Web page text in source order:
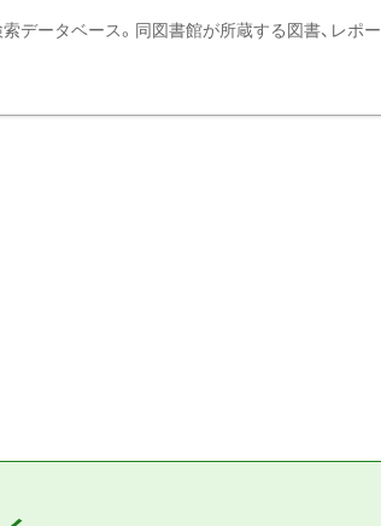
データベース。同図書館が所蔵する図書、レポー